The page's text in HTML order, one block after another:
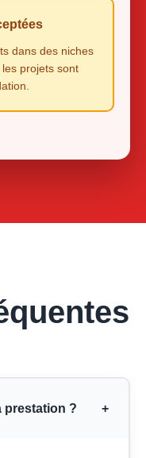
dans des niches
projets sont
prestation ? +